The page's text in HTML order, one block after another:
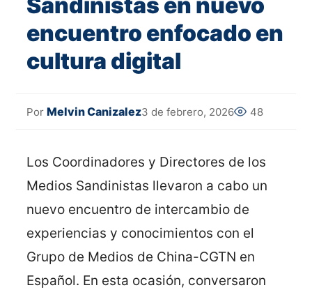
encuentro enfocado en
cultura digital
Por Melvin Canizalez3 de febrero, 2026 48
Los Coordinadores y Directores de los
Medios Sandinistas llevaron a cabo un
nuevo encuentro de intercambio de
experiencias y conocimientos con el
Grupo de Medios de China-CGTN en
Español. En esta ocasión, conversaron